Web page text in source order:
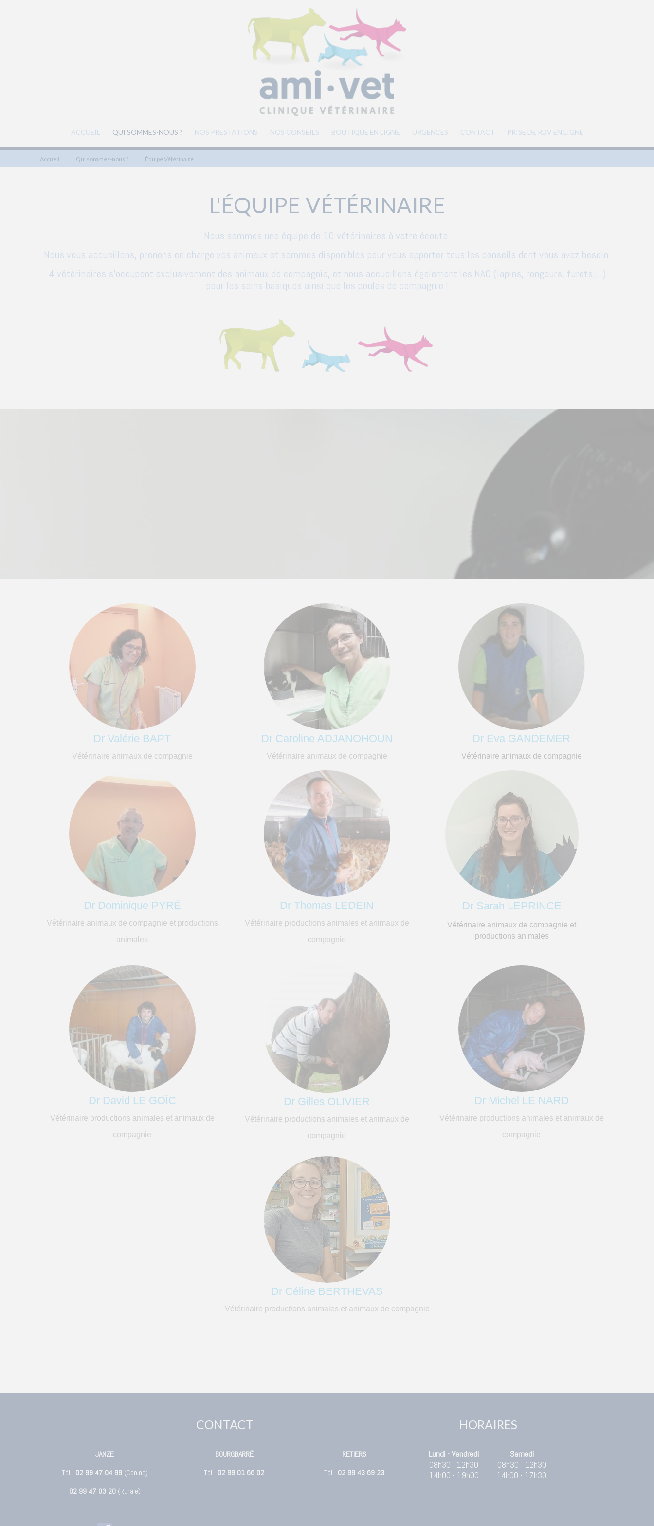
ACCUEIL QUI SOMMES-NOUS ? NOS PRESTATIONS NOS CONSEILS BOUTIQUE EN LIGNE URGENCES CONTACT PRISE DE RDV EN LIGNE
Accueil Qui sommes-nous ? Équipe Vétérinaire
L'ÉQUIPE VÉTÉRINAIRE
Nous sommes une équipe de 10 vétérinaires à votre écoute.
Nous vous accueillons, prenons en charge vos animaux et sommes disponibles pour vous apporter tous les conseils dont vous avez besoin.
4 vétérinaires s'occupent exclusivement des animaux de compagnie, et nous accueillons également les NAC (lapins, rongeurs, furets,...)
pour les soins basiques ainsi que les poules de compagnie !
Dr Valérie BAPT
Vétérinaire animaux de compagnie
Dr Caroline ADJANOHOUN
Vétérinaire animaux de compagnie
Dr Eva GANDEMER
Vétérinaire animaux de compagnie
Dr Dominique PYRÉ
Vétérinaire animaux de compagnie et productions
animales
Dr Thomas LEDEIN
Vétérinaire productions animales et animaux de
compagnie
Dr Sarah LEPRINCE
Vétérinaire animaux de compagnie et
productions animales
Dr David LE GOÏC
Vétérinaire productions animales et animaux de
compagnie
Dr Gilles OLIVIER
Vétérinaire productions animales et animaux de
compagnie
Dr Michel LE NARD
Vétérinaire productions animales et animaux de
compagnie
Dr Céline BERTHEVAS
Vétérinaire productions animales et animaux de compagnie
CONTACT
JANZE
Tél : 02 99 47 04 99(Canine)
02 99 47 03 20(Rurale)
BOURGBARRÉ
Tél : 02 99 01 66 02
RETIERS
Tél : 02 99 43 69 23
HORAIRES
Lundi - Vendredi
08h30 - 12h30
14h00 - 19h00
Samedi
08h30 - 12h30
14h00 - 17h30